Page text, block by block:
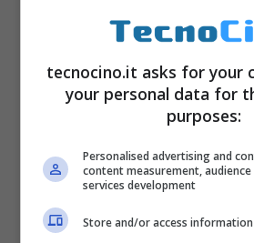
Era già chiusa in auto con lo
collegato all’interno.Salva
Carabinieri l’hanno
scoprendo la motivazione “
alla privacy su Facebook
tecnocino.it asks for your
your personal data for
purposes:
Personalised advertising and
content measurement, audience
services development
Store and/or access